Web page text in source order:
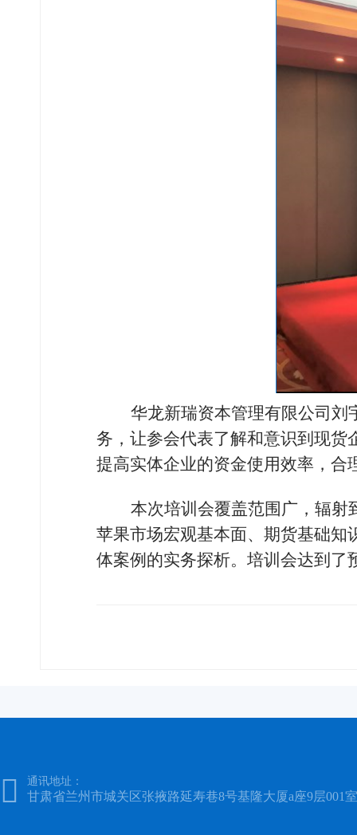
华龙新瑞资本管理有限公司刘
务，让参会代表了解和意识到现货
提高实体企业的资金使用效率，合
本次培训会覆盖范围广，辐射
苹果市场宏观基本面、期货基础知
体案例的实务探析。 培训会达到了
 通讯地址：
甘肃省兰州市城关区张掖路延寿巷8号基隆大厦a座9层001室